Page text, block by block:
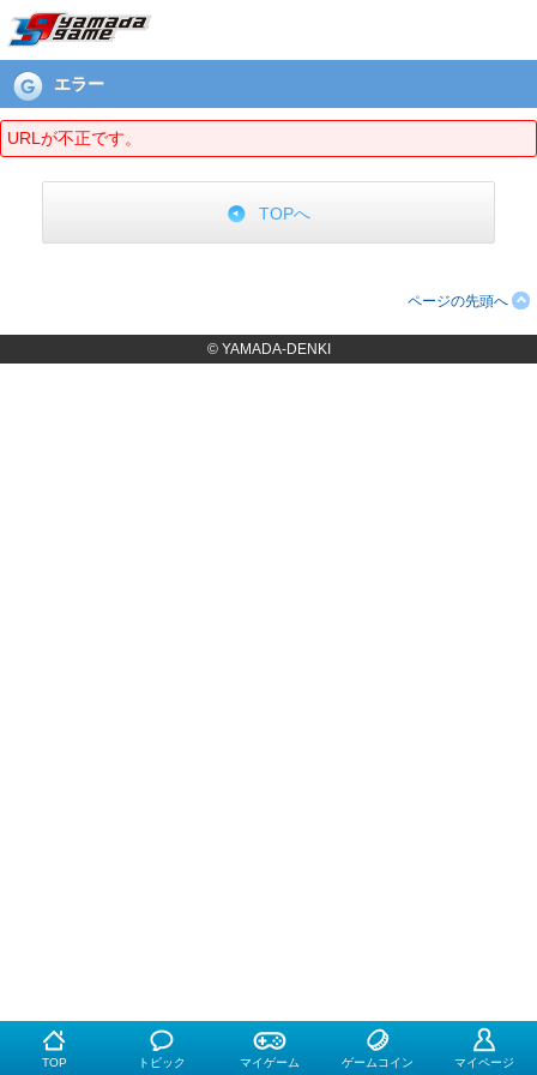
エラーページ
エラー
URLが不正です。
TOPへ
ページの先頭へ
© YAMADA-DENKI
TOP トピック マイゲーム ゲームコイン マイページ